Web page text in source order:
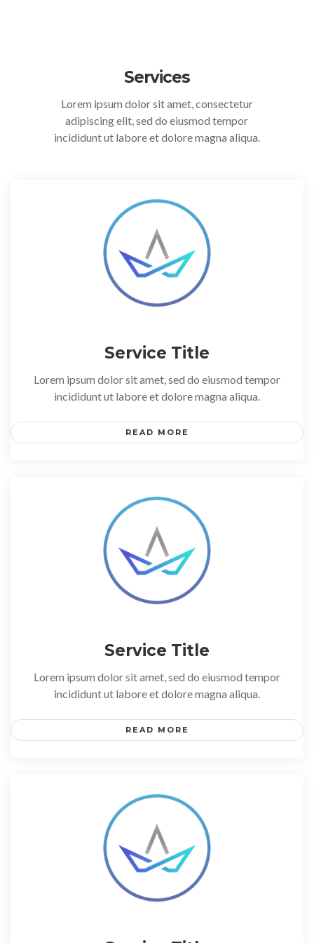
Services
Lorem ipsum dolor sit amet, consectetur
adipiscing elit, sed do eiusmod tempor
incididunt ut labore et dolore magna aliqua.
Service Title
Lorem ipsum dolor sit amet, sed do eiusmod tempor
incididunt ut labore et dolore magna aliqua.
READ MORE
Service Title
Lorem ipsum dolor sit amet, sed do eiusmod tempor
incididunt ut labore et dolore magna aliqua.
READ MORE